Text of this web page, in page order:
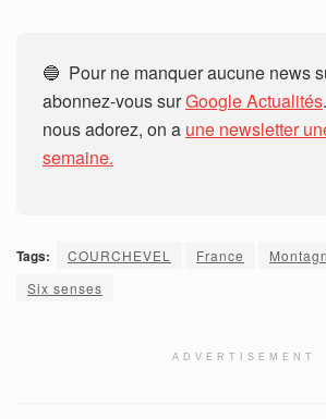
🔵 Pour ne manquer aucune news
abonnez-vous surGoogle Actualités
nous adorez, on a une newsletter
semaine.
Tags: COURCHEVEL France
Six senses
ADVERTISEMENT